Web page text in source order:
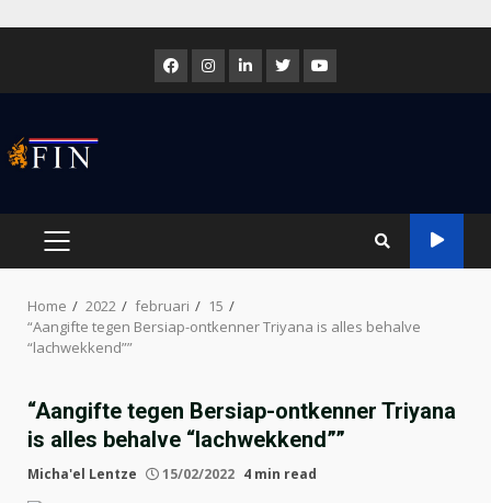
content
FacebookInstagram
LinkedInTwitterYoutube
PRIMARY
Home 2022 februari
15
“Aangifte tegen Bersiap-ontkenner Triyana is alles behalve
“lachwekkend””
“Aangifte tegen Bersiap-ontkenner Triyana
is alles behalve “lachwekkend””
Micha'el Lentze 15/02/2022 4 min read